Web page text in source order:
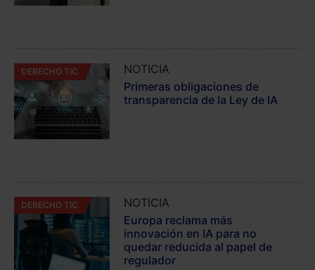
DERECHO TIC
NOTICIA
Primeras obligaciones de
transparencia de la Ley de IA
DERECHO TIC
NOTICIA
Europa reclama más
innovación en IA para no
quedar reducida al papel de
regulador